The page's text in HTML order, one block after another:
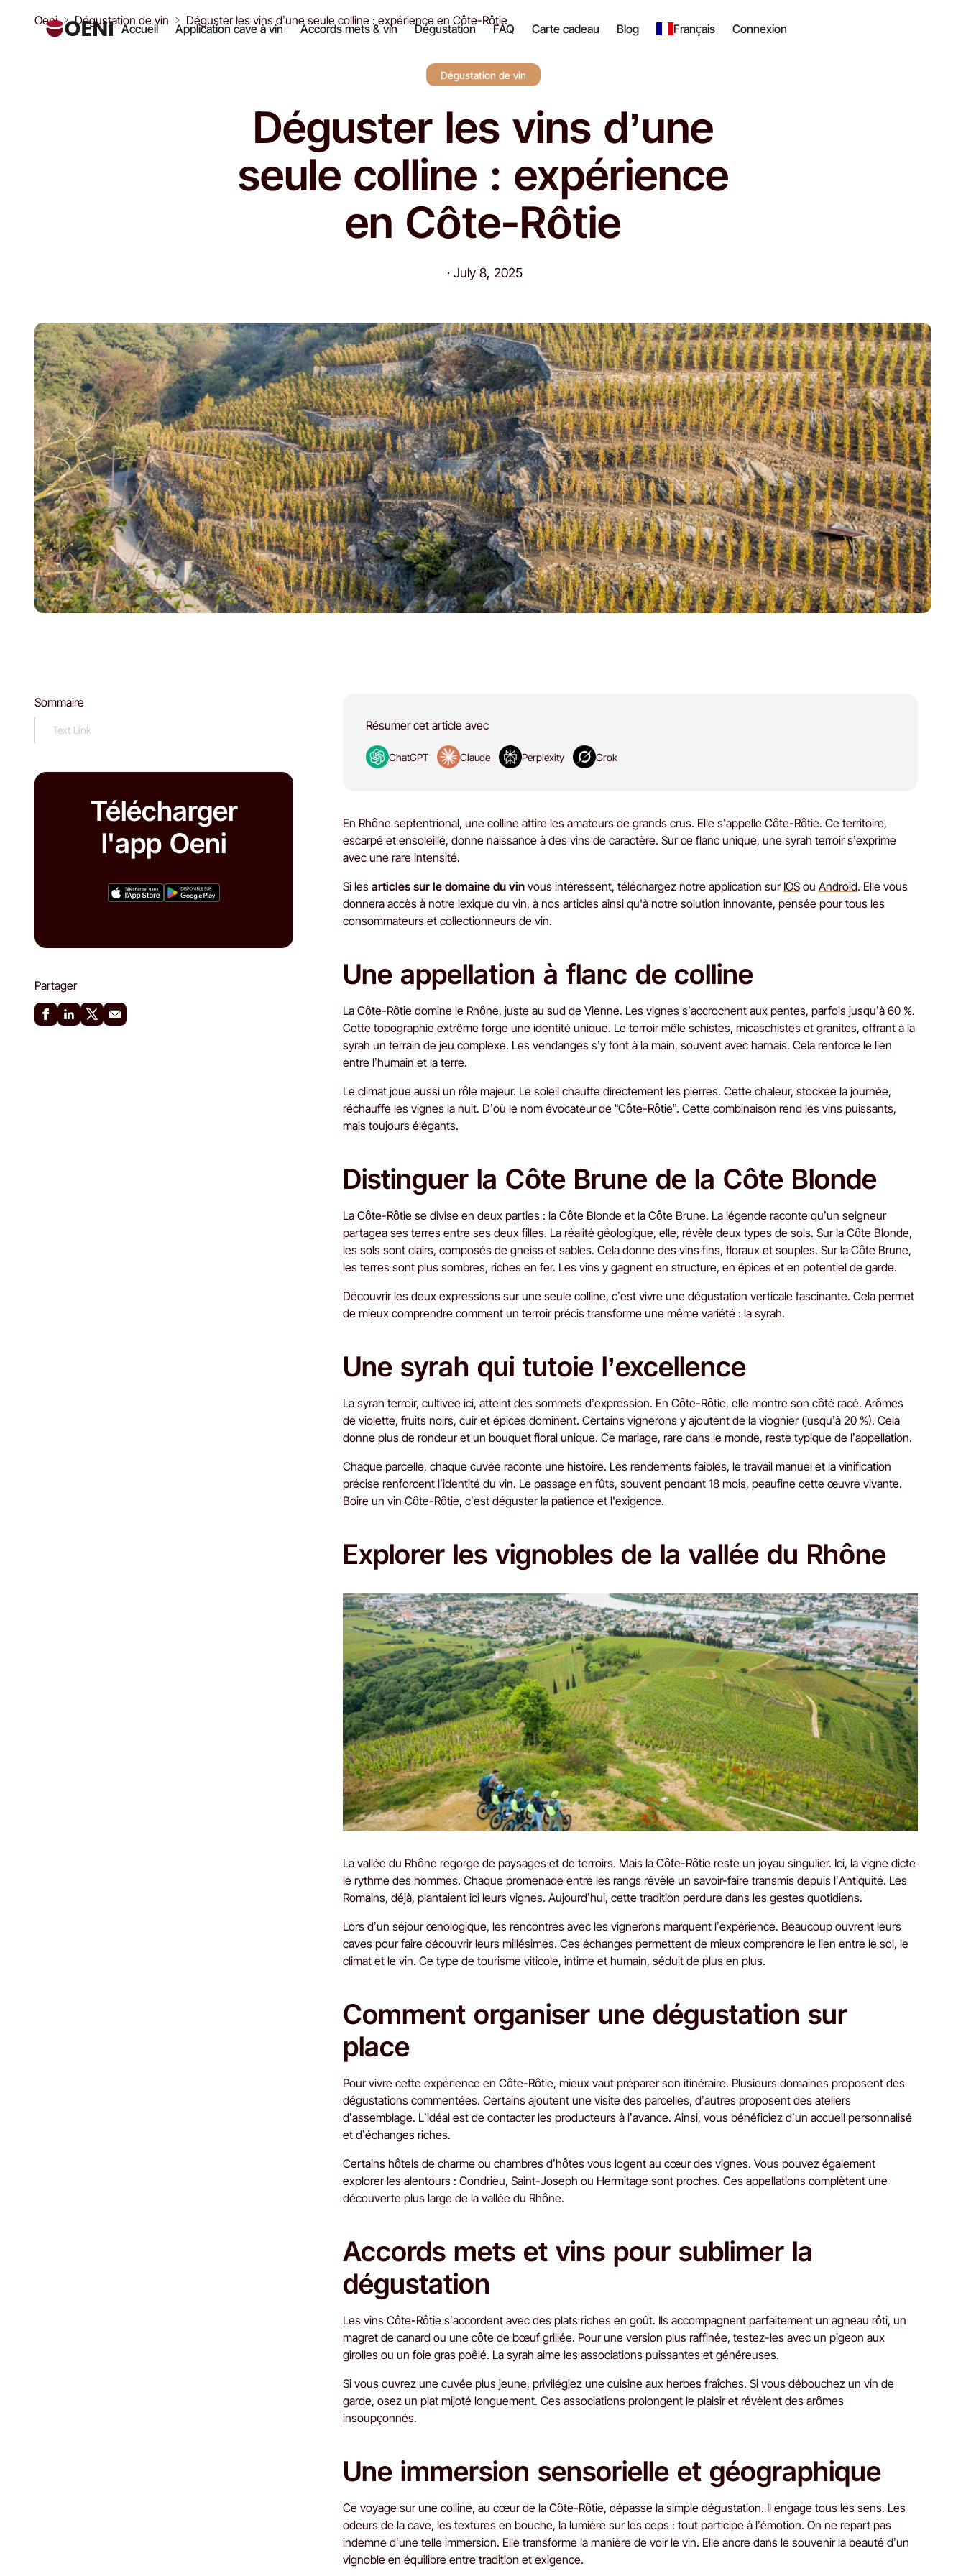
Accueil Application cave à vin Accords mets & vin Dégustation FAQ Carte cadeau Blog Français Connexion
Oeni Dégustation de vin Déguster les vins d’une seule colline : expérience en Côte-Rôtie
Dégustation de vin
Déguster les vins d’une
seule colline : expérience
en Côte-Rôtie
· July 8, 2025
Sommaire
Text Link
Télécharger
l'app Oeni
Partager
Résumer cet article avec
ChatGPT Claude Perplexity Grok
En Rhône septentrional, une colline attire les amateurs de grands crus. Elle s'appelle Côte-Rôtie. Ce territoire,
escarpé et ensoleillé, donne naissance à des vins de caractère. Sur ce flanc unique, une syrah terroir s’exprime
avec une rare intensité.
Si les articles sur le domaine du vinvous intéressent, téléchargez notre application sur IOSou Android. Elle vous
donnera accès à notre lexique du vin, à nos articles ainsi qu'à notre solution innovante, pensée pour tous les
consommateurs et collectionneurs de vin.
Une appellation à flanc de colline
La Côte-Rôtie domine le Rhône, juste au sud de Vienne. Les vignes s’accrochent aux pentes, parfois jusqu’à 60 %.
Cette topographie extrême forge une identité unique. Le terroir mêle schistes, micaschistes et granites, offrant à la
syrah un terrain de jeu complexe. Les vendanges s’y font à la main, souvent avec harnais. Cela renforce le lien
entre l’humain et la terre.
Le climat joue aussi un rôle majeur. Le soleil chauffe directement les pierres. Cette chaleur, stockée la journée,
réchauffe les vignes la nuit. D’où le nom évocateur de “Côte-Rôtie”. Cette combinaison rend les vins puissants,
mais toujours élégants.
Distinguer la Côte Brune de la Côte Blonde
La Côte-Rôtie se divise en deux parties : la Côte Blonde et la Côte Brune. La légende raconte qu’un seigneur
partagea ses terres entre ses deux filles. La réalité géologique, elle, révèle deux types de sols. Sur la Côte Blonde,
les sols sont clairs, composés de gneiss et sables. Cela donne des vins fins, floraux et souples. Sur la Côte Brune,
les terres sont plus sombres, riches en fer. Les vins y gagnent en structure, en épices et en potentiel de garde.
Découvrir les deux expressions sur une seule colline, c’est vivre une dégustation verticale fascinante. Cela permet
de mieux comprendre comment un terroir précis transforme une même variété : la syrah.
Une syrah qui tutoie l’excellence
La syrah terroir, cultivée ici, atteint des sommets d’expression. En Côte-Rôtie, elle montre son côté racé. Arômes
de violette, fruits noirs, cuir et épices dominent. Certains vignerons y ajoutent de la viognier (jusqu’à 20 %). Cela
donne plus de rondeur et un bouquet floral unique. Ce mariage, rare dans le monde, reste typique de l’appellation.
Chaque parcelle, chaque cuvée raconte une histoire. Les rendements faibles, le travail manuel et la vinification
précise renforcent l’identité du vin. Le passage en fûts, souvent pendant 18 mois, peaufine cette œuvre vivante.
Boire un vin Côte-Rôtie, c’est déguster la patience et l'exigence.
Explorer les vignobles de la vallée du Rhône
La vallée du Rhône regorge de paysages et de terroirs. Mais la Côte-Rôtie reste un joyau singulier. Ici, la vigne dicte
le rythme des hommes. Chaque promenade entre les rangs révèle un savoir-faire transmis depuis l’Antiquité. Les
Romains, déjà, plantaient ici leurs vignes. Aujourd’hui, cette tradition perdure dans les gestes quotidiens.
Lors d’un séjour œnologique, les rencontres avec les vignerons marquent l’expérience. Beaucoup ouvrent leurs
caves pour faire découvrir leurs millésimes. Ces échanges permettent de mieux comprendre le lien entre le sol, le
climat et le vin. Ce type de tourisme viticole, intime et humain, séduit de plus en plus.
Comment organiser une dégustation sur
place
Pour vivre cette expérience en Côte-Rôtie, mieux vaut préparer son itinéraire. Plusieurs domaines proposent des
dégustations commentées. Certains ajoutent une visite des parcelles, d’autres proposent des ateliers
d’assemblage. L’idéal est de contacter les producteurs à l’avance. Ainsi, vous bénéficiez d’un accueil personnalisé
et d’échanges riches.
Certains hôtels de charme ou chambres d’hôtes vous logent au cœur des vignes. Vous pouvez également
explorer les alentours : Condrieu, Saint-Joseph ou Hermitage sont proches. Ces appellations complètent une
découverte plus large de la vallée du Rhône.
Accords mets et vins pour sublimer la
dégustation
Les vins Côte-Rôtie s’accordent avec des plats riches en goût. Ils accompagnent parfaitement un agneau rôti, un
magret de canard ou une côte de bœuf grillée. Pour une version plus raffinée, testez-les avec un pigeon aux
girolles ou un foie gras poêlé. La syrah aime les associations puissantes et généreuses.
Si vous ouvrez une cuvée plus jeune, privilégiez une cuisine aux herbes fraîches. Si vous débouchez un vin de
garde, osez un plat mijoté longuement. Ces associations prolongent le plaisir et révèlent des arômes
insoupçonnés.
Une immersion sensorielle et géographique
Ce voyage sur une colline, au cœur de la Côte-Rôtie, dépasse la simple dégustation. Il engage tous les sens. Les
odeurs de la cave, les textures en bouche, la lumière sur les ceps : tout participe à l’émotion. On ne repart pas
indemne d’une telle immersion. Elle transforme la manière de voir le vin. Elle ancre dans le souvenir la beauté d’un
vignoble en équilibre entre tradition et exigence.